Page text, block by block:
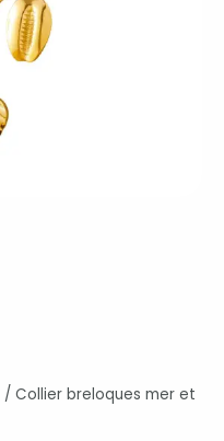
/ Collier breloques mer et